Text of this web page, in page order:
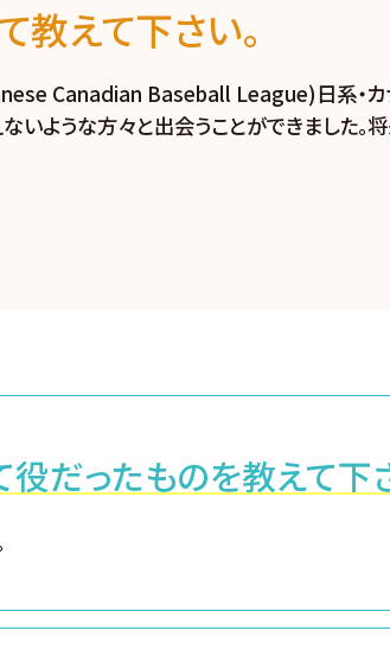
えて下さい。
Canadian Baseball League)日系・カ
いような方々と出会うことができました
だったものを教えて下